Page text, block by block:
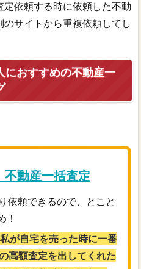
依頼する時に依頼した不動
サイトから重複依頼してし
におすすめの不動産一
動産一括査定
依頼できるので、とこと
！
私が自宅を売った時に一番
高額査定を出してくれた